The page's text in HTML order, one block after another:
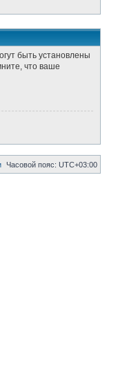
быть установлены
что ваше
Часовой пояс: UTC+03:00